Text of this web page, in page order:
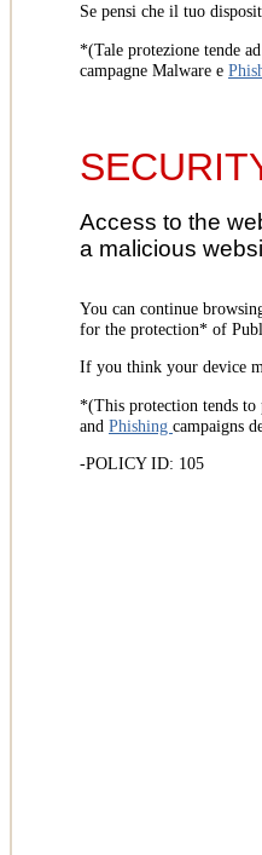
Se pensi che il tuo
*(Tale protezione tende
campagne Malware e
Access to the
a malicious
You can continue
for the protection* of
If you think your device
*(This protection tends
and Phishing campaigns
-POLICY ID: 105